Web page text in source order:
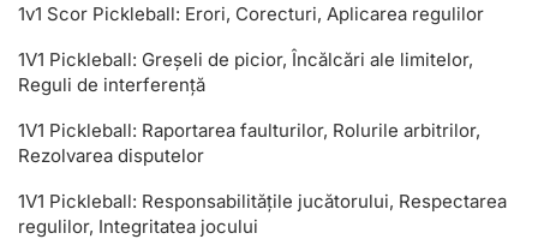
1v1 Scor Pickleball: Erori, Corecturi, Aplicarea regulilor
1V1 Pickleball: Greșeli de picior, Încălcări ale limitelor,
Reguli de interferență
1V1 Pickleball: Raportarea faulturilor, Rolurile arbitrilor,
Rezolvarea disputelor
1V1 Pickleball: Responsabilitățile jucătorului, Respectarea
regulilor, Integritatea jocului